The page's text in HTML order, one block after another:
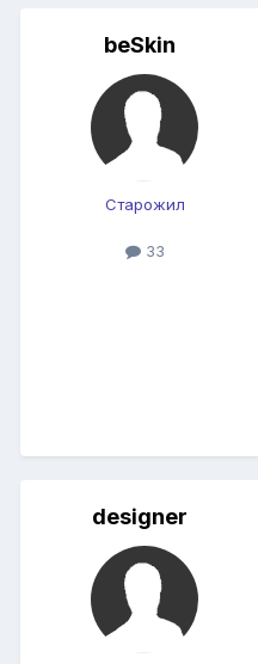
beSkin
Старожил
33
designer